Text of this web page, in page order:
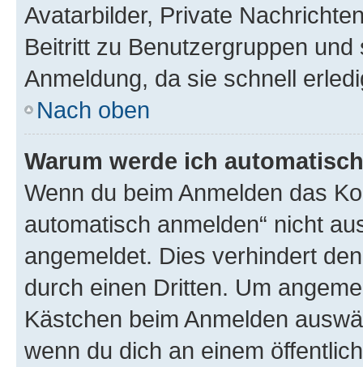
Avatarbilder, Private
Beitritt zu Benutzergruppen
Anmeldung, da sie schnell
Nach oben
Warum werde ich
Wenn du beim Anmelden das
automatisch anmelden“ nicht
angemeldet. Dies verhindert
durch einen Dritten. Um
Kästchen beim Anmelden
wenn du dich an einem